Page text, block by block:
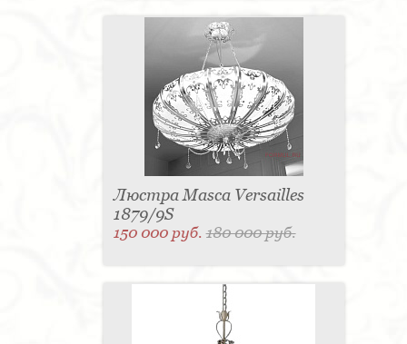
Люстра Masca Versailles
1879/9S
150 000 руб.180 000 руб.